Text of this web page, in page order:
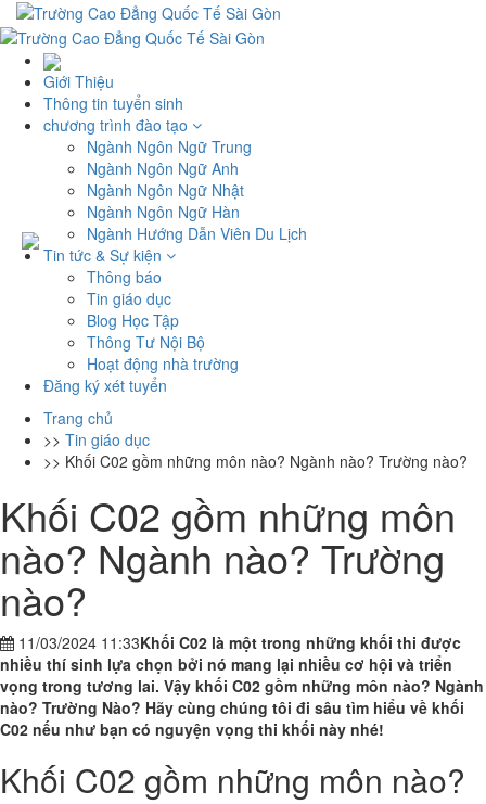
Giới Thiệu
Thông tin tuyển sinh
chương trình đào tạo
Ngành Ngôn Ngữ Trung
Ngành Ngôn Ngữ Anh
Ngành Ngôn Ngữ Nhật
Ngành Ngôn Ngữ Hàn
Ngành Hướng Dẫn Viên Du Lịch
Tin tức & Sự kiện
Thông báo
Tin giáo dục
Blog Học Tập
Thông Tư Nội Bộ
Hoạt động nhà trường
Đăng ký xét tuyển
Trang chủ
>> Tin giáo dục
>> Khối C02 gồm những môn nào? Ngành nào? Trường nào?
Khối C02 gồm những môn
nào? Ngành nào? Trường
nào?
11/03/2024 11:33Khối C02 là một trong những khối thi được
nhiều thí sinh lựa chọn bởi nó mang lại nhiều cơ hội và triển
vọng trong tương lai. Vậy khối C02 gồm những môn nào? Ngành
nào? Trường Nào? Hãy cùng chúng tôi đi sâu tìm hiểu về khối
C02 nếu như bạn có nguyện vọng thi khối này nhé!
Khối C02 gồm những môn nào?